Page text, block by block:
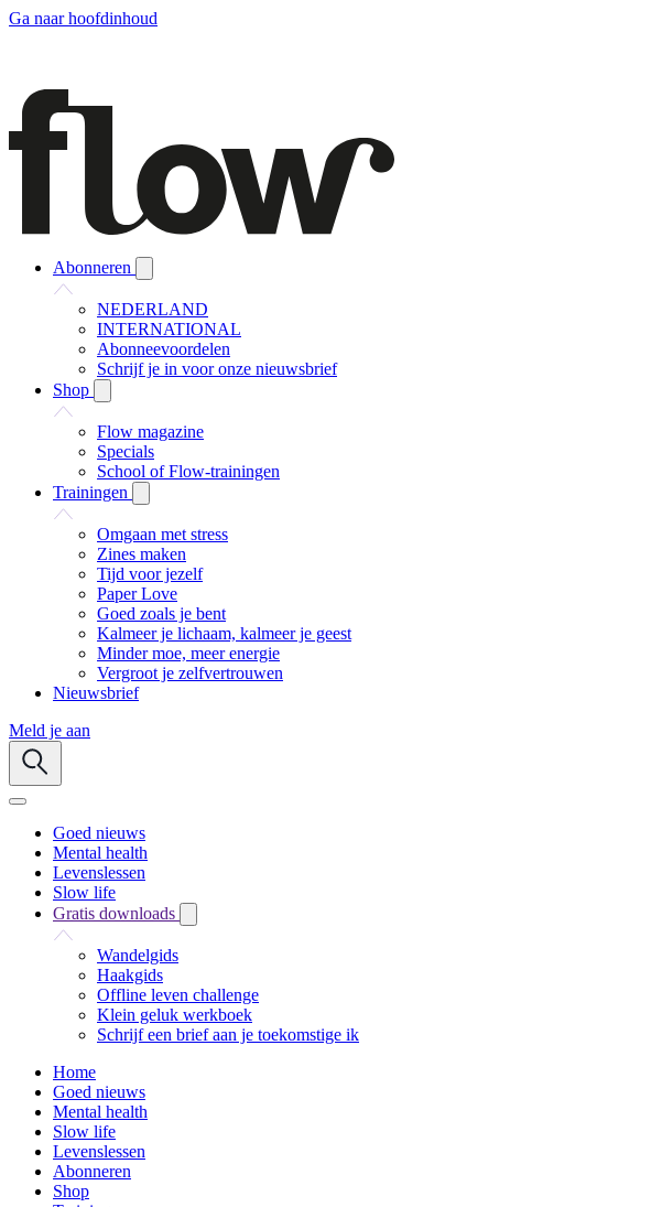
Ga naar hoofdinhoud
Abonneren
NEDERLAND
INTERNATIONAL
Abonneevoordelen
Schrijf je in voor onze nieuwsbrief
Shop
Flow magazine
Specials
School of Flow-trainingen
Trainingen
Omgaan met stress
Zines maken
Tijd voor jezelf
Paper Love
Goed zoals je bent
Kalmeer je lichaam, kalmeer je geest
Minder moe, meer energie
Vergroot je zelfvertrouwen
Nieuwsbrief
Meld je aan
Goed nieuws
Mental health
Levenslessen
Slow life
Gratis downloads
Wandelgids
Haakgids
Offline leven challenge
Klein geluk werkboek
Schrijf een brief aan je toekomstige ik
Home
Goed nieuws
Mental health
Slow life
Levenslessen
Abonneren
Shop